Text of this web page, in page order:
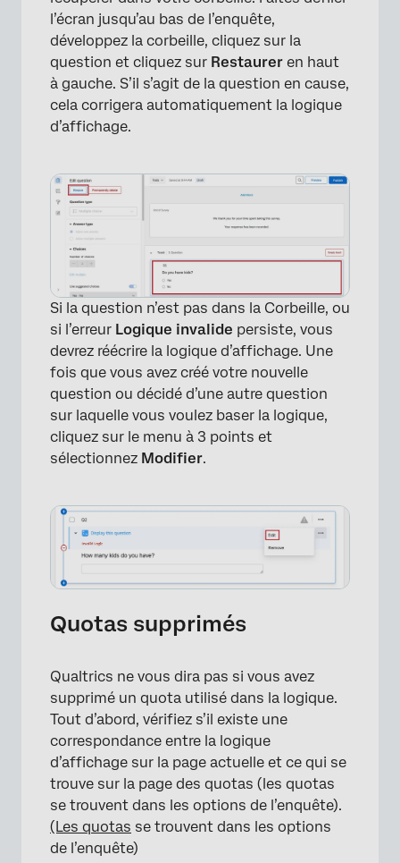
×
l’écran jusqu’au bas de l’enquête,
développez la corbeille, cliquez sur la
question et cliquez sur Restaurer en haut
à gauche. S’il s’agit de la question en cause,
cela corrigera automatiquement la logique
d’affichage.
Si la question n’est pas dans la Corbeille, ou
si l’erreur Logique invalide persiste, vous
devrez réécrire la logique d’affichage. Une
fois que vous avez créé votre nouvelle
question ou décidé d’une autre question
sur laquelle vous voulez baser la logique,
cliquez sur le menu à 3 points et
sélectionnez Modifier.
Quotas supprimés
Qualtrics ne vous dira pas si vous avez
supprimé un quota utilisé dans la logique.
Tout d’abord, vérifiez s’il existe une
correspondance entre la logique
d’affichage sur la page actuelle et ce qui se
trouve sur la page des quotas (les quotas
se trouvent dans les options de l’enquête).
(Les quotas se trouvent dans les options
de l’enquête)